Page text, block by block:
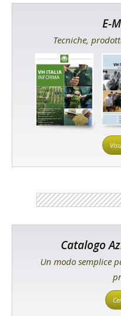
E-
Tecniche,
Catalogo
Un modo semplice